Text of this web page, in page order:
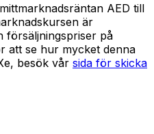
AED till
försäljningspriser på
att se hur mycket denna
besök vår sida för skicka